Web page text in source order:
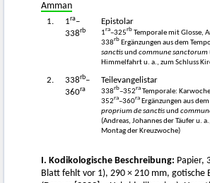
Amman
1. 1ra–
338rb
Epistolar
1ra–325rb Temporale mit Glosse,
338rb Ergänzungen aus dem
sanctisund commune sanctorum
Himmelfahrt u. a., zum Schluss
2. 338rb–
360ra
Teilevangelistar
338rb–352ra Temporale:
352ra–360ra Ergänzungen aus
proprium de sanctisund
(Andreas, Johannes der Täufer u.
Montag der Kreuzwoche)
I. Kodikologische Beschreibung: Papier,
Blatt fehlt vor 1), 290 × 210 mm, gotische